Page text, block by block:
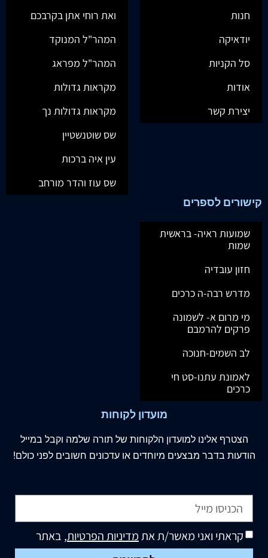
חנות
יודאיקה
סל הקניות
אודות
יצירת קשר
ואת רוחי אתן בקרבכם
המהר"ל המנוקד
המהר"ל מפראג
מקראות גדולות
מקראות גדולות נך
שס שוטנשטיין
עין איה ברכות
שס עוז והדר מורחב
קישורים לספרים
שמועות ראיה- בראשית
שמות
חזון עובדיה
מדרש רבה-ה כרכים
מי מרום א- לשמונה
פרקים להרמבם
לב השמים-חנוכה
לאמונת עתנו-סט חי
כרכים
מועדון לקוחות
הצטרף אלינו למועדון הלקוחות של תורה שלמה וקבל במייל
הודעות בדבר מבצעים מיוחדים או עדכונים חשובים לפני כולם!
קראתי ואני מאשר/ת אתמדיניות הפרטיות, באתר